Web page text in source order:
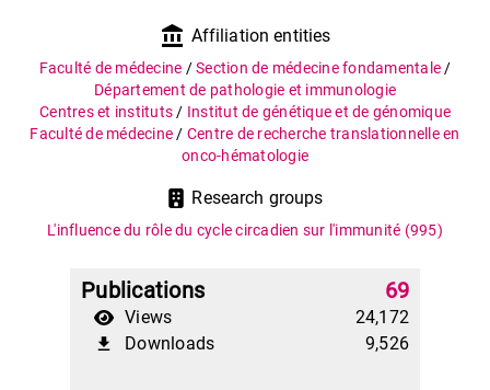
account_balance Affiliation entities
Faculté de médecine /Section de médecine fondamentale /
Département de pathologie et immunologie
Centres et instituts / Institut de génétique et de génomique
Faculté de médecine / Centre de recherche translationnelle en
onco-hématologie
Research groups
L'influence du rôle du cycle circadien sur l'immunité (995)
Publications 69
Views 24,172
file_download Downloads 9,526